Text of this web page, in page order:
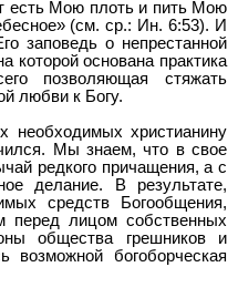
есть Мою плоть и пить Мою
(см. ср.: Ин. 6:53). И
заповедь о непрестанной
которой основана практика
позволяющая стяжать
любви к Богу.
необходимых христианину
Мы знаем, что в свое
редкого причащения, а с
делание. В результате,
средств Богообщения,
перед лицом собственных
общества грешников и
возможной богоборческая